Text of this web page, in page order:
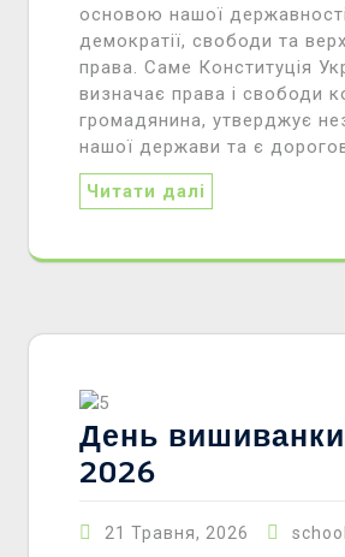
основою нашої
демократії, свободи та
права. Саме Конституція
визначає права і свободи
громадянина, утверджує
нашої держави та є
Читати далі
День
2026
21 Травня, 2026